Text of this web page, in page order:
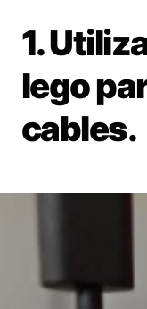
1.
lego
cables.